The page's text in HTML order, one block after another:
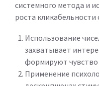
системного метода и
роста кликабельности
Использование
захватывает
формируют чувство
Применение